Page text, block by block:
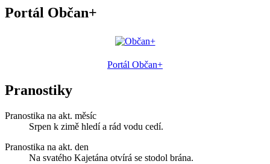
Portál Občan+
Portál Občan+
Pranostiky
Pranostika na akt. měsíc
Srpen k zimě hledí a rád vodu cedí.
Pranostika na akt. den
Na svatého Kajetána otvírá se stodol brána.